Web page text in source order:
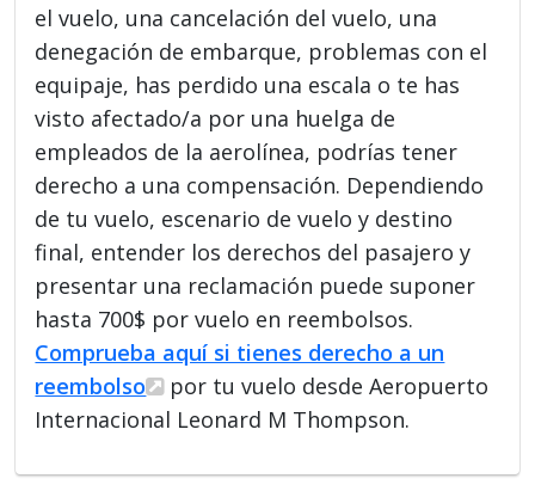
el vuelo, una cancelación del vuelo, una
denegación de embarque, problemas con el
equipaje, has perdido una escala o te has
visto afectado/a por una huelga de
empleados de la aerolínea, podrías tener
derecho a una compensación. Dependiendo
de tu vuelo, escenario de vuelo y destino
final, entender los derechos del pasajero y
presentar una reclamación puede suponer
hasta 700$ por vuelo en reembolsos.
Comprueba aquí si tienes derecho a un
reembolso
por tu vuelo desde Aeropuerto
Internacional Leonard M Thompson.